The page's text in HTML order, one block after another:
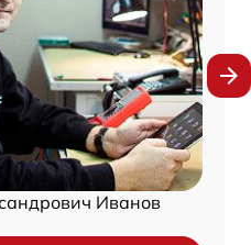
Иванов